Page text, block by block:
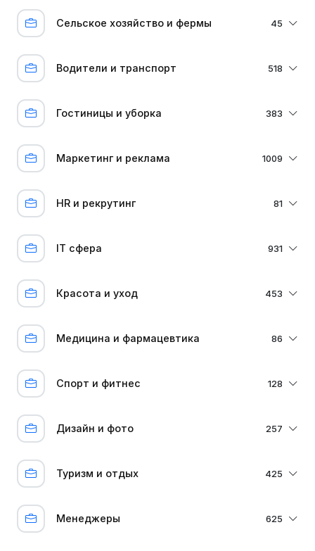
Сельское хозяйство и фермы 45
Водители и транспорт 518
Гостиницы и уборка 383
Маркетинг и реклама 1009
HR и рекрутинг 81
IT сфера 931
Красота и уход 453
Медицина и фармацевтика 86
Спорт и фитнес 128
Дизайн и фото 257
Туризм и отдых 425
Менеджеры 625